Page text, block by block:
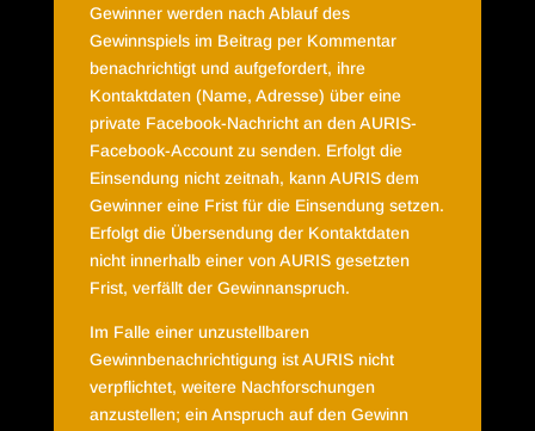
Gewinner werden nach Ablauf des
Gewinnspiels im Beitrag per Kommentar
benachrichtigt und aufgefordert, ihre
Kontaktdaten (Name, Adresse) über eine
private Facebook-Nachricht an den AURIS-
Facebook-Account zu senden. Erfolgt die
Einsendung nicht zeitnah, kann AURIS dem
Gewinner eine Frist für die Einsendung setzen.
Erfolgt die Übersendung der Kontaktdaten
nicht innerhalb einer von AURIS gesetzten
Frist, verfällt der Gewinnanspruch.
Im Falle einer unzustellbaren
Gewinnbenachrichtigung ist AURIS nicht
verpflichtet, weitere Nachforschungen
anzustellen; ein Anspruch auf den Gewinn